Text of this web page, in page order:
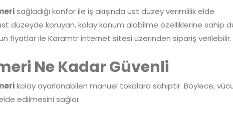
sağladığı konfor ile iş akışında üst düzey verimlilik elde
düzeyde koruyan, kolay konum alabilme özelliklerine sahip
fiyatlar ile Karamtr internet sitesi üzerinden sipariş verilebilir.
Ne Kadar Güvenli
kolay ayarlanabilen manuel tokalara sahiptir. Böylece,
edilmesini sağlar.